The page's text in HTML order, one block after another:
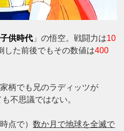
子供時代 」の悟空。戦闘力は10
した前後でもその数値は400
柄でも兄のラディッツが
不思議ではない。
点で）数か月で地球を全滅で